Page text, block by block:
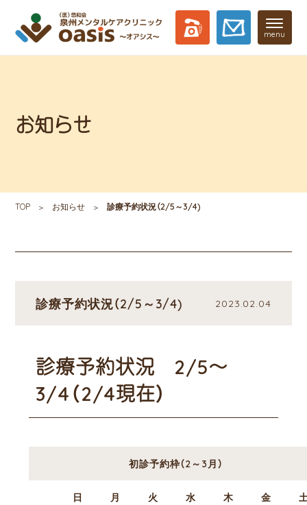
menu
お知らせ
TOP お知らせ 診療予約状況（2/5～3/4)
診療予約状況（2/5～3/4) 2023.02.04
診療予約状況 2/5～
3/4（2/4現在）
初診予約枠（2～3月）
日 月 火 水 木 金